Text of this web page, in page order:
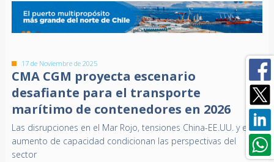
17 de Noviembre de 2025
CMA CGM proyecta escenario
desafiante para el transporte
marítimo de contenedores en 2026
Las disrupciones en el Mar Rojo, tensiones China-EE.UU. y el
aumento de capacidad condicionan las perspectivas del
sector